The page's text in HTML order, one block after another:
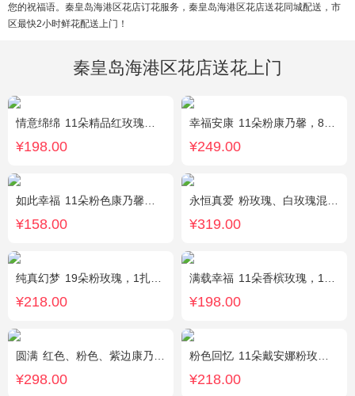
您的祝福语。秦皇岛海港区花店订花服务，秦皇岛海港区花店送花同城配送，市
区最快2小时鲜花配送上门！
秦皇岛海港区花店送花上门
情意绵绵 11朵精品红玫瑰，搭配相思梅、黄莺，随机赠送一对小熊。
¥198.00
幸福安康 11朵粉康乃馨，8朵粉玫瑰，搭配相思梅、黄莺穿插点缀。
¥249.00
如此幸福 11朵粉色康乃馨，黄莺、满天星搭配。
¥158.00
永恒真爱 粉玫瑰、白玫瑰混搭，共33朵，桔梗、尤加利搭配
¥319.00
纯真幻梦 19朵粉玫瑰，1扎满天星间插丰满
¥218.00
满载幸福 11朵香槟玫瑰，1支白色多头香水百合，搭配桔梗、黄莺。
¥198.00
圆满 红色、粉色、紫边康乃馨共16枝，红玫瑰7枝，粉色多头香水百合2枝，粉桔梗、叶上黄金、绿叶搭配。（如紫边康乃馨缺货，默认用其他颜色替代）
¥298.00
粉色回忆 11朵戴安娜粉玫瑰，尤加利间插，丰满搭配绿叶
¥218.00